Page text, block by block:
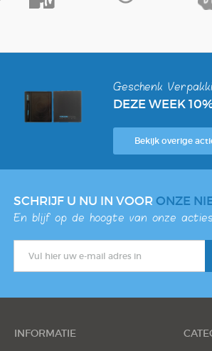
Geschenk
DEZE WEEK
Bekijk overige
SCHRIJF U NU IN VOOR ONZE
En blijf op de hoogte van onze
INFORMATIE